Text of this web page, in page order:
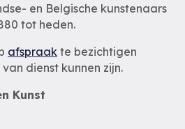
en Belgische kunstenaars
tot heden.
afspraak te bezichtigen
dienst kunnen zijn.
Kunst